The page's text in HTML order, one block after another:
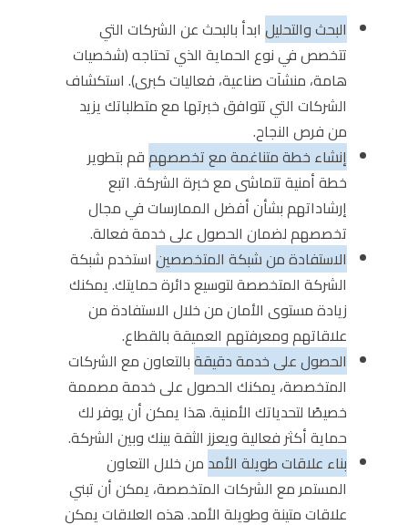
البحث والتحليل ابدأ بالبحث عن الشركات التي
تتخصص في نوع الحماية الذي تحتاجه (شخصيات
هامة، منشآت صناعية، فعاليات كبرى). استكشاف
الشركات التي تتوافق خبرتها مع متطلباتك يزيد
من فرص النجاح.
إنشاء خطة متناغمة مع تخصصهمقم بتطوير
خطة أمنية تتماشى مع خبرة الشركة. اتبع
إرشاداتهم بشأن أفضل الممارسات في مجال
تخصصهم لضمان الحصول على خدمة فعالة.
الاستفادة من شبكة المتخصصين استخدم شبكة
الشركة المتخصصة لتوسيع دائرة حمايتك. يمكنك
زيادة مستوى الأمان من خلال الاستفادة من
علاقاتهم ومعرفتهم العميقة بالقطاع.
الحصول على خدمة دقيقةبالتعاون مع الشركات
المتخصصة، يمكنك الحصول على خدمة مصممة
خصيصًا لتحدياتك الأمنية. هذا يمكن أن يوفر لك
حماية أكثر فعالية ويعزز الثقة بينك وبين الشركة.
بناء علاقات طويلة الأمد من خلال التعاون
المستمر مع الشركات المتخصصة، يمكن أن تبني
علاقات متينة وطويلة الأمد. هذه العلاقات يمكن